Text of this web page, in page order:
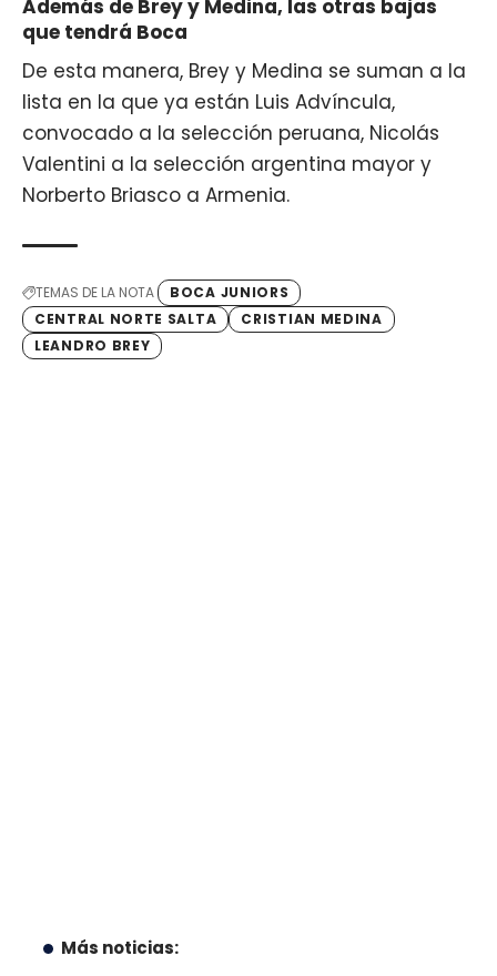
Además de Brey y Medina, las otras bajas
que tendrá Boca
De esta manera, Brey y Medina se suman a la
lista en la que ya están Luis Advíncula,
convocado a la selección peruana, Nicolás
Valentini a la selección argentina mayor y
Norberto Briasco a Armenia.
TEMAS DE LA NOTA
BOCA JUNIORS
CENTRAL NORTE SALTA
CRISTIAN MEDINA
LEANDRO BREY
Más noticias: